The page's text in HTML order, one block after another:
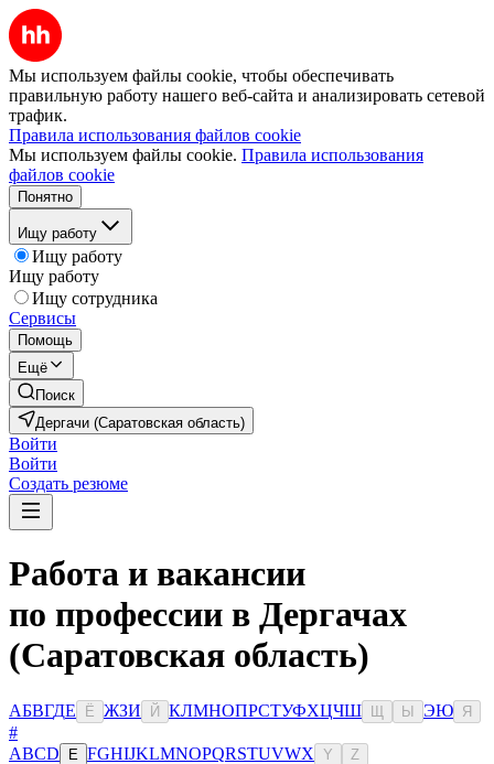
Мы используем файлы cookie, чтобы обеспечивать
правильную работу нашего веб-сайта и анализировать сетевой
трафик.
Правила использования файлов cookie
Мы используем файлы cookie. Правила использования
файлов cookie
Понятно
Ищу работу
Ищу работу
Ищу работу
Ищу сотрудника
Сервисы
Помощь
Ещё
Поиск
Дергачи (Саратовская область)
Войти
Войти
Создать резюме
Работа и вакансии
по профессии в Дергачах
(Саратовская область)
АБВГДЕ Ё ЖЗИ Й КЛМНОПРСТУФХЦЧШ Ы ЭЮ Я
#
ABCD E FGHIJKLMNOPQRSTUVWX Y Z